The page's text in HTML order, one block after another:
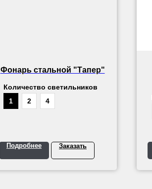
Фонарь стальной "Тапер"
Количество светильников
1
2 4
Подробнее Заказать